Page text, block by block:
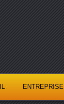
ENTREPRISE